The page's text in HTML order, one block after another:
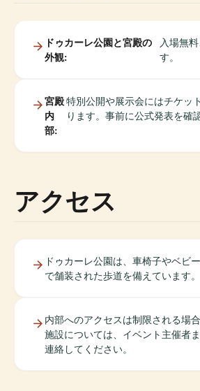
ドゥカーレ公園と宮殿の
外観:
入場無
す。
宮殿
内
部:
特別公開や展示会にはチケッ
ります。事前に公式発表を確
アクセス
ドゥカーレ公園は、車椅子やベビ
で舗装された歩道を備えています。
内部へのアクセスは制限される場
施設については、イベント主催者
連絡してください。